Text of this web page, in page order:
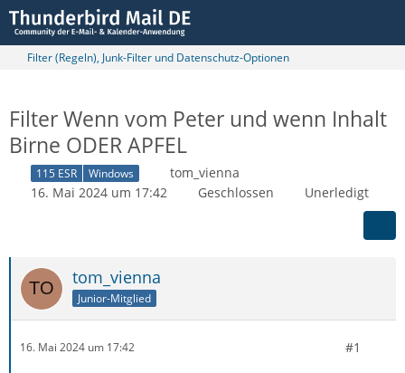
Filter (Regeln), Junk-Filter und Datenschutz-Optionen
Filter Wenn vom Peter und wenn Inhalt
Birne ODER APFEL
115 ESR Windows
tom_vienna
16. Mai 2024 um 17:42
Geschlossen Unerledigt
tom_vienna
Junior-Mitglied
16. Mai 2024 um 17:42 #1